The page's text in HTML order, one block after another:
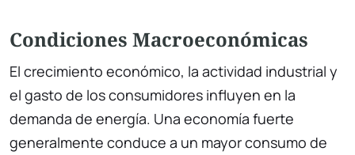
Condiciones Macroeconómicas
El crecimiento económico, la actividad industrial y
el gasto de los consumidores influyen en la
demanda de energía. Una economía fuerte
generalmente conduce a un mayor consumo de